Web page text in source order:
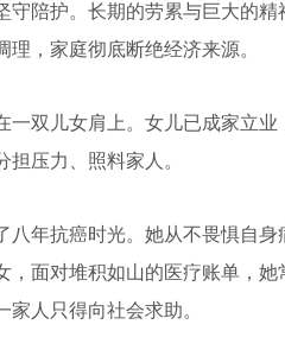
陪护。长期的劳累与巨大的
，家庭彻底断绝经济来源。
双儿女肩上。女儿已成家立业
压力、照料家人。
年抗癌时光。她从不畏惧自身
，面对堆积如山的医疗账单，
人只得向社会求助。